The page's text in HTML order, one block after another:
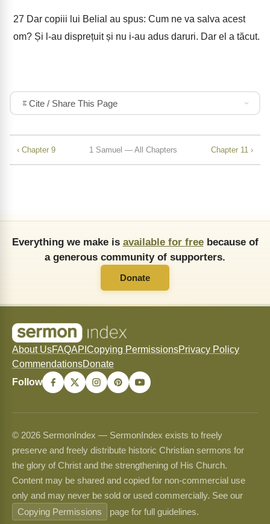
27 Dar copiii lui Belial au spus: Cum ne va salva acest
om? Și l-au disprețuit și nu i-au adus daruri. Dar el a tăcut.
Cite / Share This Page
‹ Chapter 9 1 Samuel — All Chapters Chapter 11 ›
Everything we make is available for freebecause of
a generous community of supporters.
Donate
About UsFAQAPI Copying PermissionsPrivacy Policy
CommendationsDonate
Follow
© 2026 SermonIndex — SermonIndex exists to freely
preserve and freely distribute historic Christian sermons for
the glory of Christ and the strengthening of His Church.
Content may be shared and copied for non-commercial use
only and may never be sold or used commercially. See our
Copying Permissions
page for full guidelines.